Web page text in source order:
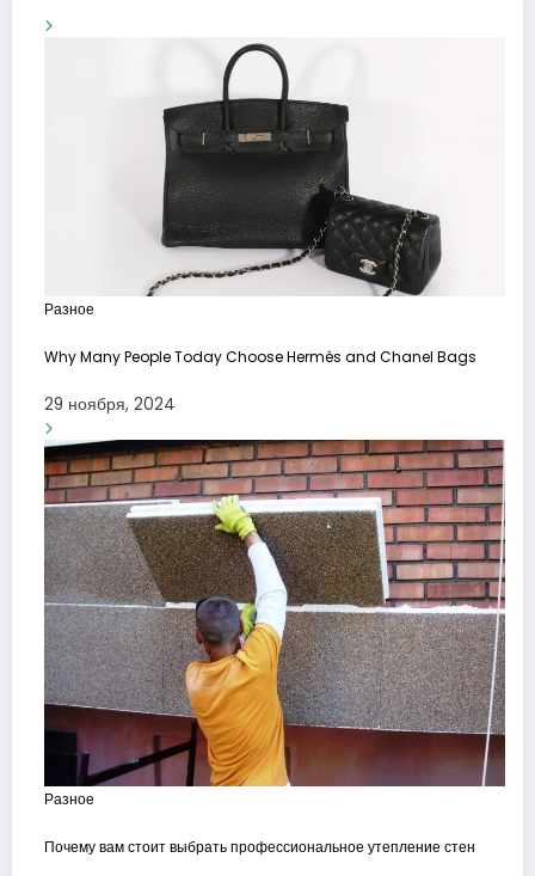
Разное
Why Many People Today Choose Hermès and Chanel Bags
29 ноября, 2024
Разное
Почему вам стоит выбрать профессиональное утепление стен